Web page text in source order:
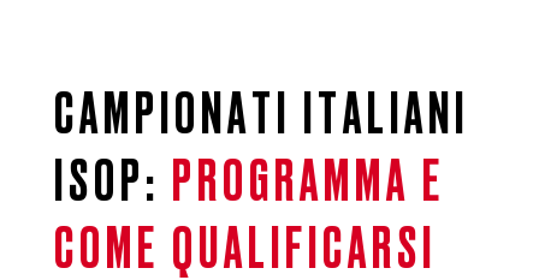
CAMPIONATI ITALIANI
ISOP: PROGRAMMA E
COME QUALIFICARSI